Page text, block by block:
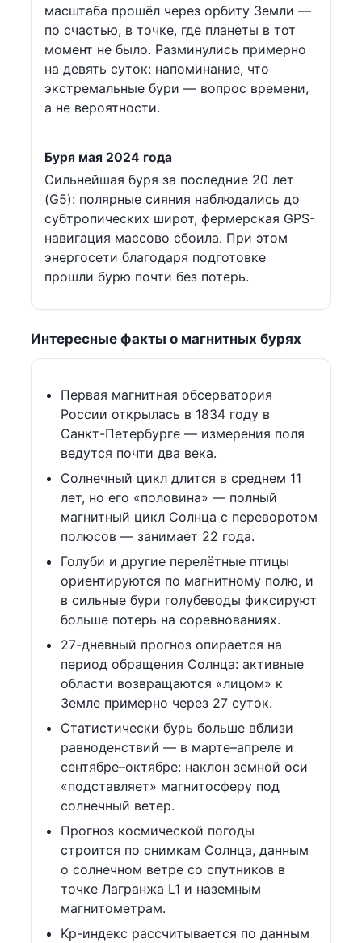
масштаба прошёл через орбиту Земли —
по счастью, в точке, где планеты в тот
момент не было. Разминулись примерно
на девять суток: напоминание, что
экстремальные бури — вопрос времени,
а не вероятности.
Буря мая 2024 года
Сильнейшая буря за последние 20 лет
(G5): полярные сияния наблюдались до
субтропических широт, фермерская GPS-
навигация массово сбоила. При этом
энергосети благодаря подготовке
прошли бурю почти без потерь.
Интересные факты о магнитных бурях
Первая магнитная обсерватория
России открылась в 1834 году в
Санкт-Петербурге — измерения поля
ведутся почти два века.
Солнечный цикл длится в среднем 11
лет, но его «половина» — полный
магнитный цикл Солнца с переворотом
полюсов — занимает 22 года.
Голуби и другие перелётные птицы
ориентируются по магнитному полю, и
в сильные бури голубеводы фиксируют
больше потерь на соревнованиях.
27-дневный прогноз опирается на
период обращения Солнца: активные
области возвращаются «лицом» к
Земле примерно через 27 суток.
Статистически бурь больше вблизи
равноденствий — в марте–апреле и
сентябре–октябре: наклон земной оси
«подставляет» магнитосферу под
солнечный ветер.
Прогноз космической погоды
строится по снимкам Солнца, данным
о солнечном ветре со спутников в
точке Лагранжа L1 и наземным
магнитометрам.
Kp-индекс рассчитывается по данным